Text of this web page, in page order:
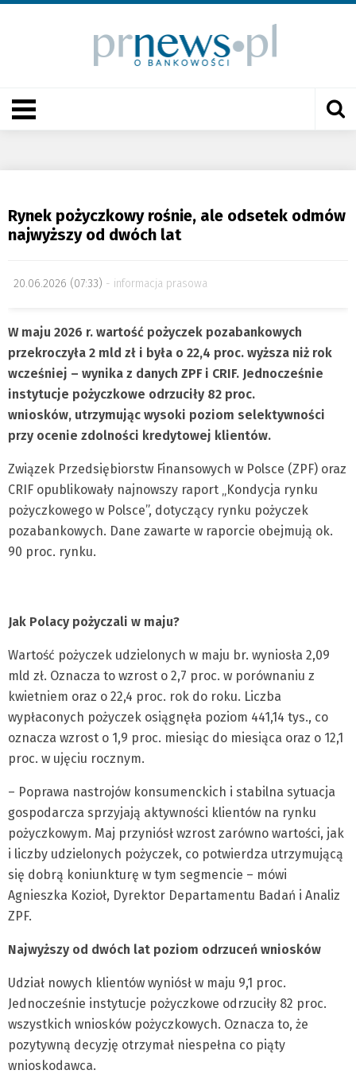
Rynek pożyczkowy rośnie, ale odsetek odmów
najwyższy od dwóch lat
20.06.2026 (07:33) informacja prasowa
W maju 2026 r. wartość pożyczek pozabankowych
przekroczyła 2 mld zł i była o 22,4 proc. wyższa niż rok
wcześniej – wynika z danych ZPF i CRIF. Jednocześnie
instytucje pożyczkowe odrzuciły 82 proc.
wniosków, utrzymując wysoki poziom selektywności
przy ocenie zdolności kredytowej klientów.
Związek Przedsiębiorstw Finansowych w Polsce (ZPF) oraz
CRIF opublikowały najnowszy raport „Kondycja rynku
pożyczkowego w Polsce”, dotyczący rynku pożyczek
pozabankowych. Dane zawarte w raporcie obejmują ok.
90 proc. rynku.
Jak Polacy pożyczali w maju?
Wartość pożyczek udzielonych w maju br. wyniosła 2,09
mld zł. Oznacza to wzrost o 2,7 proc. w porównaniu z
kwietniem oraz o 22,4 proc. rok do roku. Liczba
wypłaconych pożyczek osiągnęła poziom 441,14 tys., co
oznacza wzrost o 1,9 proc. miesiąc do miesiąca oraz o 12,1
proc. w ujęciu rocznym.
– Poprawa nastrojów konsumenckich i stabilna sytuacja
gospodarcza sprzyjają aktywności klientów na rynku
pożyczkowym. Maj przyniósł wzrost zarówno wartości, jak
i liczby udzielonych pożyczek, co potwierdza utrzymującą
się dobrą koniunkturę w tym segmencie – mówi
Agnieszka Kozioł, Dyrektor Departamentu Badań i Analiz
ZPF.
Najwyższy od dwóch lat poziom odrzuceń wniosków
Udział nowych klientów wyniósł w maju 9,1 proc.
Jednocześnie instytucje pożyczkowe odrzuciły 82 proc.
wszystkich wniosków pożyczkowych. Oznacza to, że
pozytywną decyzję otrzymał niespełna co piąty
wnioskodawca.